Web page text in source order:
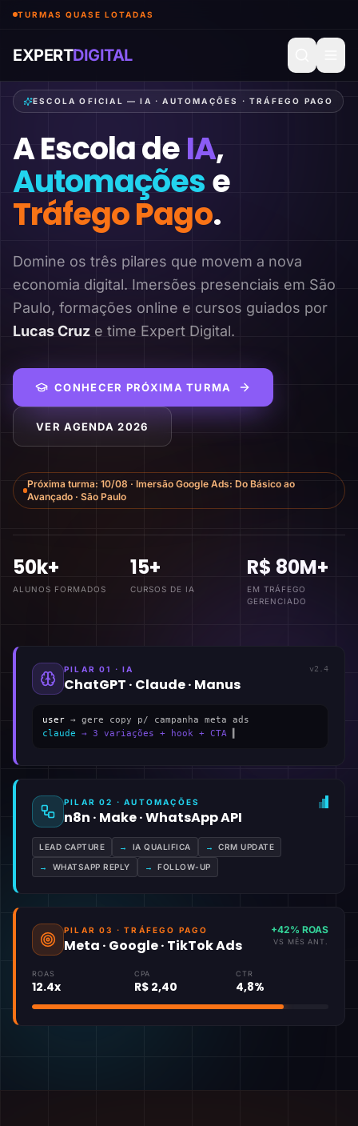
TURMAS QUASE LOTADAS
EXPERTDIGITAL
ESCOLA OFICIAL — IA · AUTOMAÇÕES · TRÁFEGO PAGO
A Escola deIA,
Automaçõese
Tráfego Pago.
Domine os três pilares que movem a nova
economia digital. Imersões presenciais em São
Paulo, formações online e cursos guiados por
Lucas Cruz e time Expert Digital.
CONHECER PRÓXIMA TURMA
VER AGENDA 2026
Próxima turma: 10/08 · Imersão Google Ads: Do Básico ao
Avançado · São Paulo
50k+
ALUNOS FORMADOS
15+
CURSOS DE IA
R$ 80M+
EM TRÁFEGO
GERENCIADO
PILAR 01 · IA
ChatGPT · Claude · Manus
v2.4
user → gere copy p/ campanha meta ads
claude → 3 variações + hook + CTA
PILAR 02 · AUTOMAÇÕES
n8n · Make · WhatsApp API
LEAD CAPTURE → IA QUALIFICA → CRM UPDATE
→ WHATSAPP REPLY → FOLLOW-UP
PILAR 03 · TRÁFEGO PAGO
Meta · Google · TikTok Ads
+42% ROAS
VS MÊS ANT.
ROAS
12.4x
CPA
R$ 2,40
CTR
4,8%